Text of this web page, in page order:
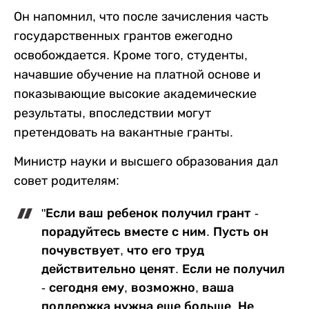
Он напомнил, что после зачисления часть
государственных грантов ежегодно
освобождается. Кроме того, студенты,
начавшие обучение на платной основе и
показывающие высокие академические
результаты, впоследствии могут
претендовать на вакантные гранты.
Министр науки и высшего образования дал
совет родителям:
"Если ваш ребенок получил грант -
порадуйтесь вместе с ним. Пусть он
почувствует, что его труд
действительно ценят. Если не получил
- сегодня ему, возможно, ваша
поддержка нужна еще больше. Не